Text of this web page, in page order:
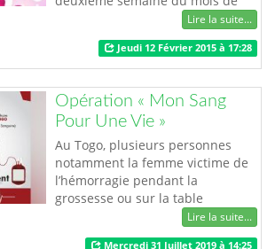
Février, le beau mois de Février.
Malgré ses vingt huit jours qu’il
nous offre cette année, le mois de
Février a de quoi nous embaumer
le cœur. C’est la Saint Valentin ce
week- end !!! De petits papillons
dans le cœur, du rouge et du …
Lire la suite...
Jeudi 12 Février 2015 à 17:28
Opération « Mon Sang
Pour Une Vie »
Au Togo, plusieurs personnes
notamment la femme victime de
l’hémorragie pendant la
grossesse ou sur la table
d’accouchement, les enfants
souffrant d’anémie sévère due au
Lire la suite...
Mercredi 31 Juillet 2019 à 14:25